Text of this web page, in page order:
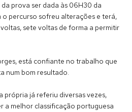
prova ser dada às 06H30 da
o percurso sofreu alterações e terá,
sete voltas de forma a permitir
está confiante no trabalho que
num bom resultado.
própria já referiu diversas vezes,
a melhor classificação portuguesa